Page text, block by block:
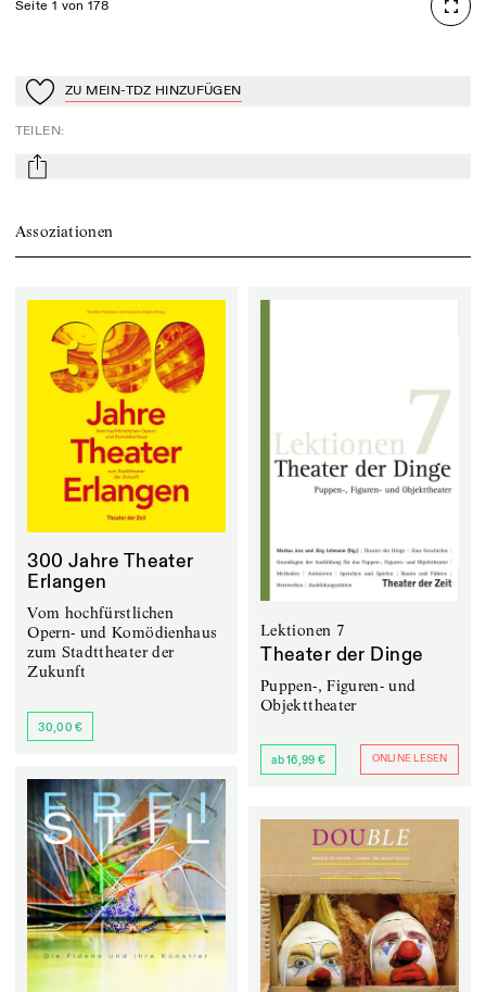
Seite 1 von 178
Zu Mein-TdZ hinzufügen
ZU MEIN-TDZ HINZUFÜGEN
TEILEN:
mail
Assoziationen
300 Jahre Theater
Erlangen
Vom hochfürstlichen
Opern- und Komödienhaus
zum Stadttheater der
Zukunft
30,00 €
Lektionen 7
Theater der Dinge
Puppen-, Figuren- und
Objekttheater
ab 16,99 € ONLINE LESEN